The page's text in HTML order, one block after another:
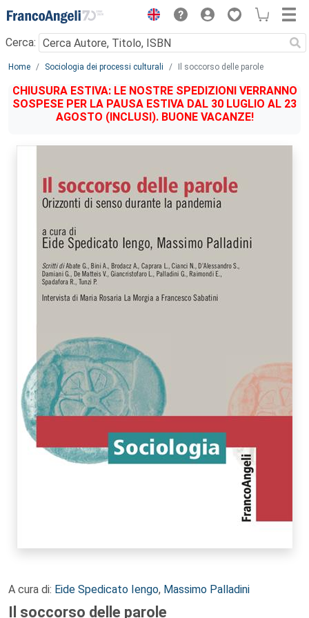
Menu
Cerca:
Main content
Home Sociologia dei processi culturali Il soccorso delle parole
CHIUSURA ESTIVA: LE NOSTRE SPEDIZIONI VERRANNO
SOSPESE PER LA PAUSA ESTIVA DAL 30 LUGLIO AL 23
AGOSTO (INCLUSI). BUONE VACANZE!
A cura di: Eide Spedicato Iengo, Massimo Palladini
Il soccorso delle parole